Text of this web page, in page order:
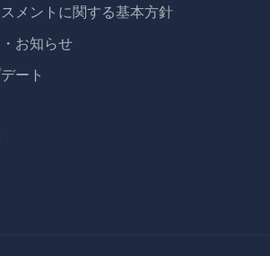
メントに関する基本方針
お知らせ
ート